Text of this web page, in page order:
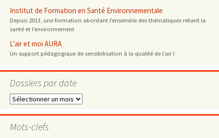
Institut de Formation en Santé Environnementale
Depuis 2013, une formation abordant l’ensemble des thématiques reliant la
santé et l’environnement
L'air et moi AURA
Un support pédagogique de sensibilisation à la qualité de l’air !
Dossiers par date
Dossiers
date
Mots-clefs